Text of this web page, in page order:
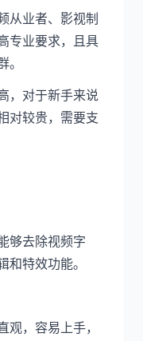
从业者、影视制
专业要求，且具
，对于新手来说
对较贵，需要支
够去除视频字
和特效功能。
观，容易上手，